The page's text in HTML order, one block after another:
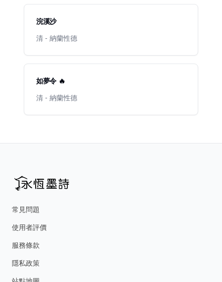
浣溪沙
清 - 納蘭性德
如夢令 🔥
清 - 納蘭性德
常見問題
使用者評價
服務條款
隱私政策